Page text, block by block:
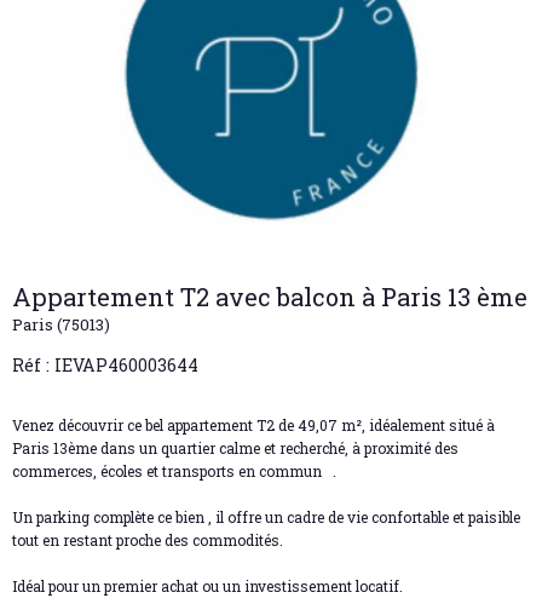
Appartement T2 avec balcon à Paris 13 ème
Paris (75013)
Réf : IEVAP460003644
Venez découvrir ce bel appartement T2 de 49,07 m², idéalement situé à
Paris 13ème dans un quartier calme et recherché, à proximité des
commerces, écoles et transports en commun .
Un parking complète ce bien , il offre un cadre de vie confortable et paisible
tout en restant proche des commodités.
Idéal pour un premier achat ou un investissement locatif.